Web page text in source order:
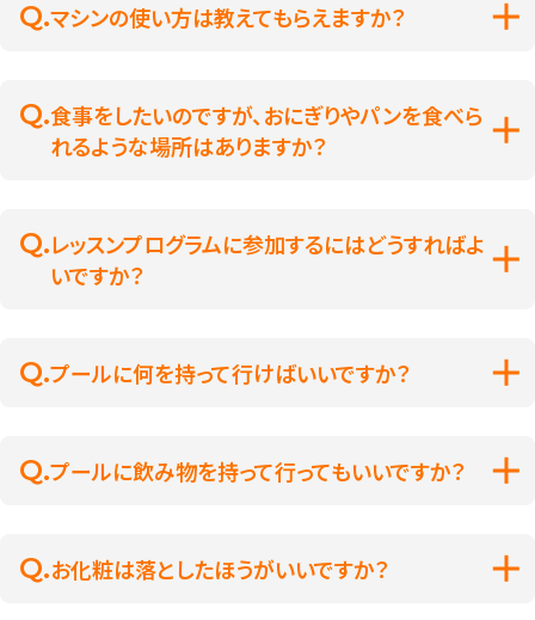
マシンの使い方は教えてもらえますか？
食事をしたいのですが、おにぎりやパンを食べら
れるような場所はありますか？
レッスンプログラムに参加するにはどうすればよ
いですか？
プールに何を持って行けばいいですか？
プールに飲み物を持って行ってもいいですか？
お化粧は落としたほうがいいですか？